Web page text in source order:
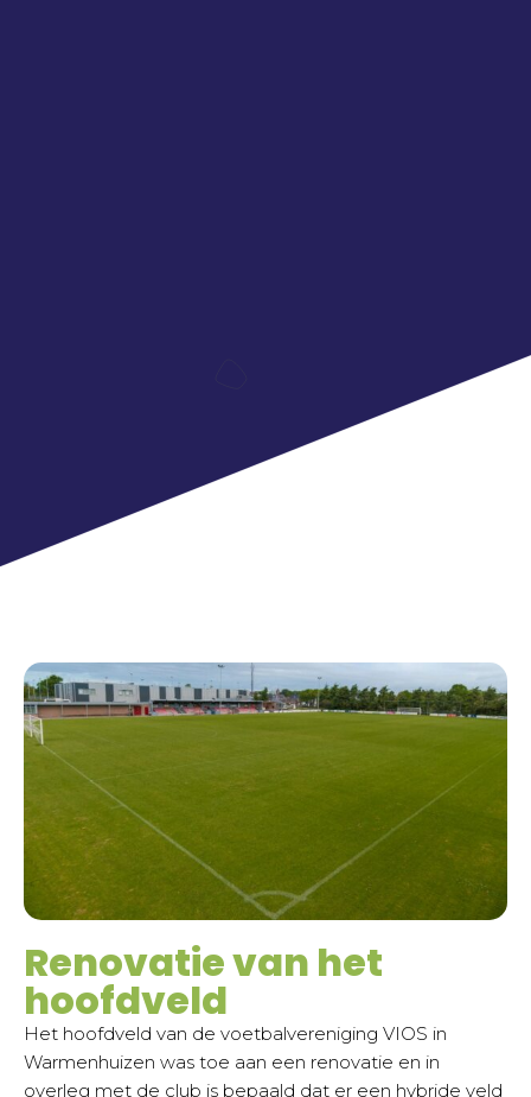
Renovatie van het
hoofdveld
Het hoofdveld van de voetbalvereniging VIOS in
Warmenhuizen was toe aan een renovatie en in
overleg met de club is bepaald dat er een hybride veld